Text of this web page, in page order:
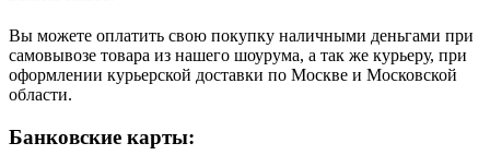
Вы можете оплатить свою покупку наличными деньгами при
самовывозе товара из нашего шоурума, а так же курьеру, при
оформлении курьерской доставки по Москве и Московской
области.
Банковские карты: